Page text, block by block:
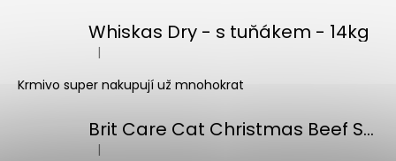
Whiskas Dry - s tuňákem - 14kg
Hodnocení produktu je 5 z 5 hvězdiček.
|
Krmivo super nakupují už mnohokrat
Brit Care Cat Christmas Beef Soup 75g
Hodnocení produktu je 5 z 5 hvězdiček.
|